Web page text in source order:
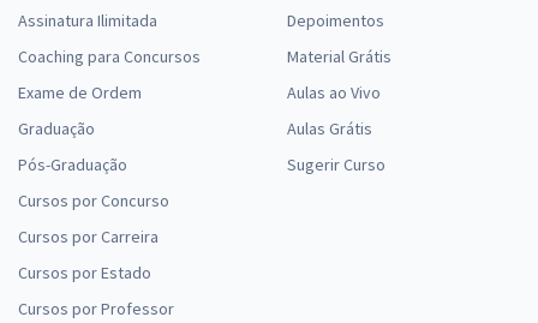
Assinatura Ilimitada
Coaching para Concursos
Exame de Ordem
Graduação
Pós-Graduação
Cursos por Concurso
Cursos por Carreira
Cursos por Estado
Cursos por Professor
Depoimentos
Material Grátis
Aulas ao Vivo
Aulas Grátis
Sugerir Curso